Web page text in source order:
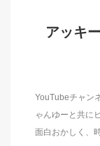
アッキ
YouTubeチャン
ゃんゆーと共に
面白おかしく、